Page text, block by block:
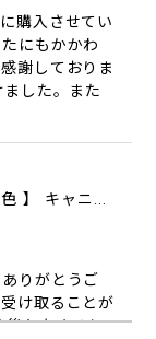
購入させてい
にもかかわ
謝しておりま
した。また
【 チワワ スムース 毛色6色 】 キャニスター 保存容器 お家用 プレゼント 犬 ペット うちの子 犬グッズ
りがとうご
け取ることが
後ともよろし